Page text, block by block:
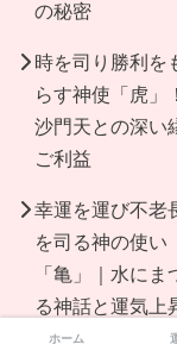
の秘密
時を司り勝利を
らす神使「虎」
沙門天との深い
ご利益
幸運を運び不老
を司る神の使い
「亀」｜水にま
る神話と運気上
シンボル
ホーム